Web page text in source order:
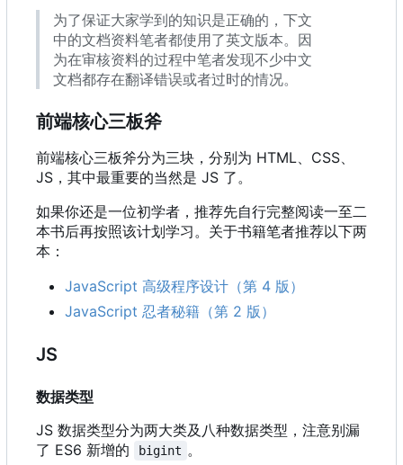
为了保证大家学到的知识是正确的，下文
中的文档资料笔者都使用了英文版本。因
为在审核资料的过程中笔者发现不少中文
文档都存在翻译错误或者过时的情况。
前端核心三板斧
前端核心三板斧分为三块，分别为 HTML、CSS、
JS ， 其中最重要的当然是 JS 了。
如果你还是一位初学者，推荐先自行完整阅读一至二
本书后再按照该计划学习。关于书籍笔者推荐以下两
本：
JavaScript 高级程序设计（第 4 版）
JavaScript 忍者秘籍（第 2 版）
JS
数据类型
JS 数据类型分为两大类及八种数据类型，注意别漏
了 ES6 新增的
bigint 。